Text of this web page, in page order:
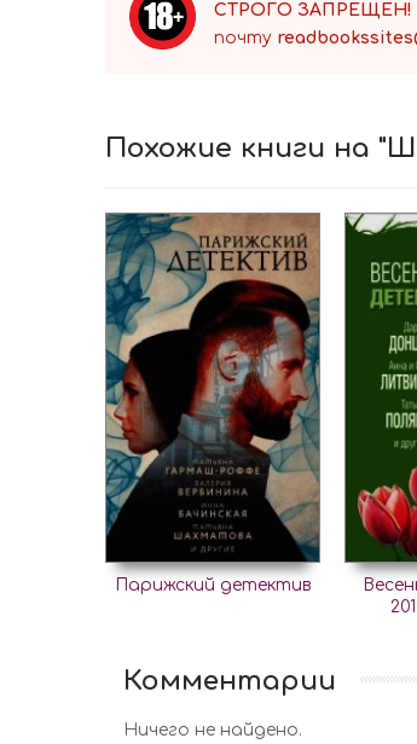
СТРОГО ЗАПРЕЩЕН!
почту
Похожие книги на
Парижский детектив
Комментарии
Ничего не найдено.